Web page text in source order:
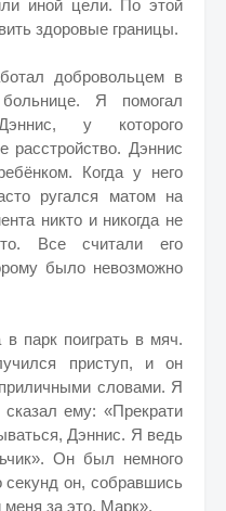
иной цели. По этой
здоровые границы.
добровольцем в
больнице. Я помогал
у которого
расстройство. Дэннис
Когда у него
ругался матом на
никто и никогда не
Все считали его
было невозможно
парк поиграть в мяч.
приступ, и он
словами. Я
ему: «Прекрати
Дэннис. Я ведь
Он был немного
секунд он, собравшись
за это, Марк».